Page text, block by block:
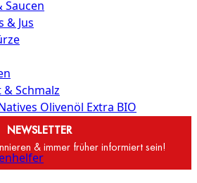
Saucen
& Jus
& Schmalz
Olivenöl Extra BIO
NEWSLETTER
& immer früher informiert sein!